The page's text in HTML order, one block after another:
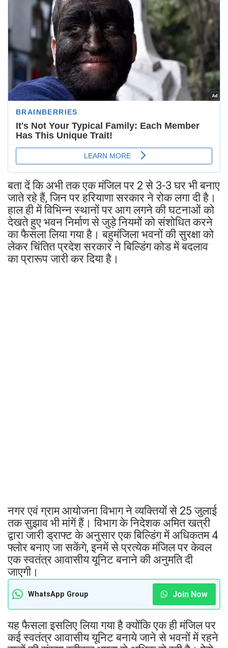
बता दें कि अभी तक एक मंजिल पर 2 से 3-3 घर भी बनाए
जाते रहे हैं, जिन पर हरियाणा सरकार ने रोक लगा दी है।
हाल ही में विभिन्न स्थानों पर आग लगने की घटनाओं को
देखते हुए भवन निर्माण से जुड़े नियमों को संशोधित करने
का फैसला लिया गया है। बहुमंजिला भवनों की सुरक्षा को
लेकर चिंतित प्रदेश सरकार ने बिल्डिंग कोड में बदलाव
का प्रारूप जारी कर दिया है।
नगर एवं ग्राम आयोजना विभाग ने व्यक्तियोंं से 25 जुलाई
तक सुझाव भी मांगें हैं। विभाग के निदेशक अमित खत्री
द्वारा जारी ड्राफ्ट के अनुसार एक बिल्डिंग में अधिकतम 4
फ्लोर बनाए जा सकेंगे, इनमें से प्रत्येक मंजिल पर केवल
एक स्वतंत्र आवासीय यूनिट बनाने की अनुमति दी
जाएगी।
WhatsApp Group Join Now
यह फैसला इसलिए लिया गया है क्योंकि एक ही मंजिल पर
कई स्वतंत्र आवासीय यूनिट बनाये जाने से भवनों में रहने